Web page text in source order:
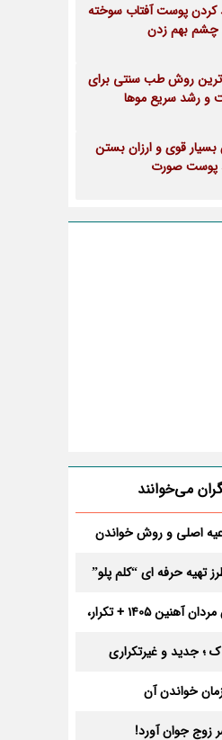
کردن پوست آفتاب سوخته
چشم بهم زدن
روش طب سنتی برای
و رشد سریع موها
قوی و ارزان بستن
پوست صورت
می‌خوانند
اصلی و روش خواندن
تهیه حرفه ای “کلم پلو”
ساعت جدید پخش مردان آهنین 1405 + تکرار،
؛ جدید و غیرتکراری
خواندن آن
جوان آورد!